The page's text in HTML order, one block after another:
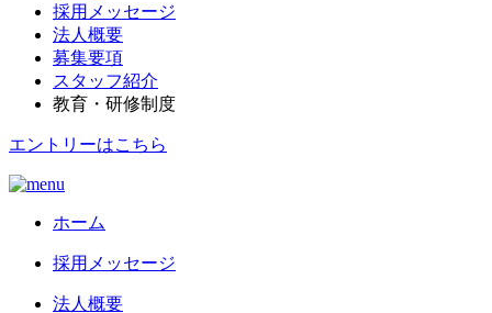
採用メッセージ
法人概要
募集要項
スタッフ紹介
教育・研修制度
エントリーはこちら
ホーム
採用メッセージ
法人概要